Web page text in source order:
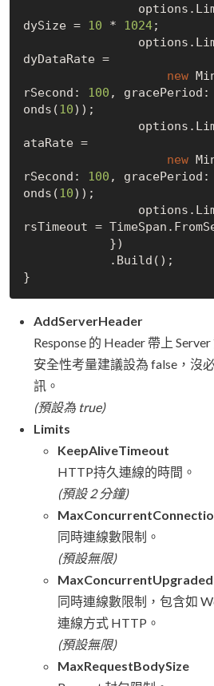
dySize = 10 * 1024;
dyDataRate =
new
rSecond: 100 , gracePeriod:
onds(10));
ataRate =
new
rSecond: 100 , gracePeriod:
onds(10));
rsTimeout =
AddServerHeader
Response 的 Header 帶上 Server
安全性考量建議設為 false，沒
訊。
(預設為 true)
Limits
KeepAliveTimeout
HTTP持久連線的時間。
(預設 2 分鐘)
同時連線數限制。
(預設無限)
同時連線數限制，包含如
連線方式 HTTP。
(預設無限)
MaxRequestBodySize